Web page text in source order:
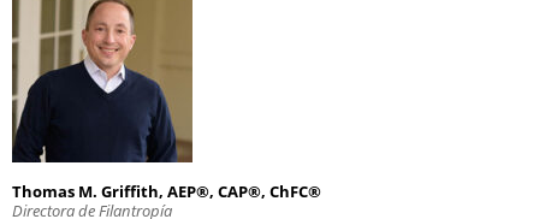
Thomas M. Griffith, AEP®, CAP®, ChFC®
Directora de Filantropía